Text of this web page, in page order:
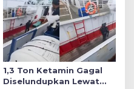
1,3 Ton Ketamin Gagal
Diselundupkan Lewat